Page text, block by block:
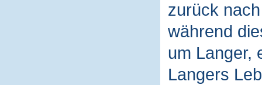
zurück
während
um Langer,
Langers